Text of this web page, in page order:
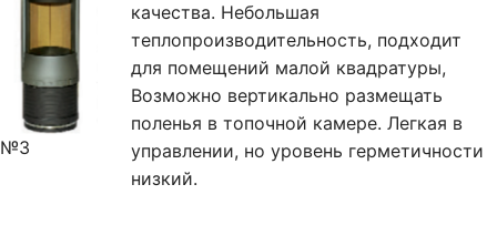
№3
качества. Небольшая
теплопроизводительность, подходит
для помещений малой квадратуры,
Возможно вертикально размещать
поленья в топочной камере. Легкая в
управлении, но уровень герметичности
низкий.